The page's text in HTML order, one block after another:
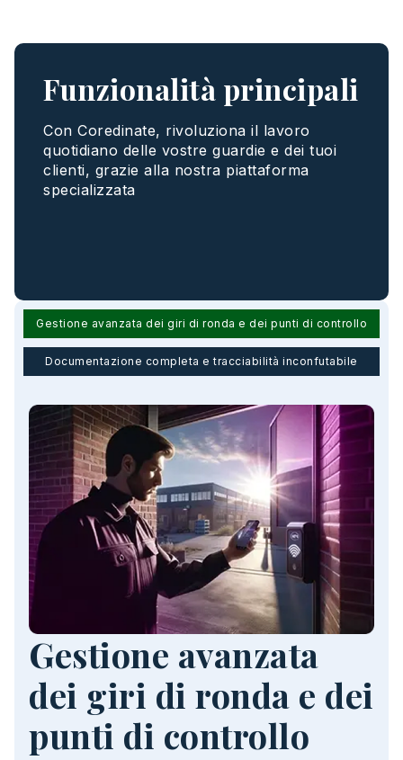
Funzionalità principali
Con Coredinate, rivoluziona il lavoro
quotidiano delle vostre guardie e dei tuoi
clienti, grazie alla nostra piattaforma
specializzata
Gestione avanzata dei giri di ronda e dei punti di controllo
Documentazione completa e tracciabilità inconfutabile
Gestione avanzata
dei giri di ronda e dei
punti di controllo